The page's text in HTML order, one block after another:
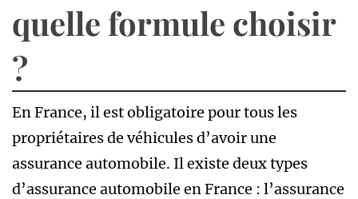
quelle formule choisir
?
En France, il est obligatoire pour tous les
propriétaires de véhicules d’avoir une
assurance automobile. Il existe deux types
d’assurance automobile en France : l’assurance